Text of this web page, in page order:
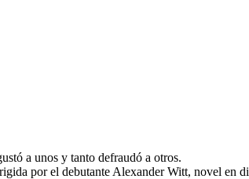
a unos y tanto defraudó a otros.
por el debutante Alexander Witt, novel en